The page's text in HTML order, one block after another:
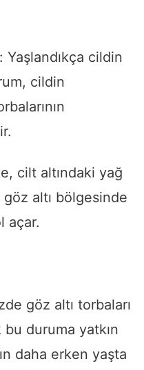
cildin
cildin
cilt altındaki yağ
altı bölgesinde
açar.
göz altı torbaları
duruma yatkın
daha erken yaşta